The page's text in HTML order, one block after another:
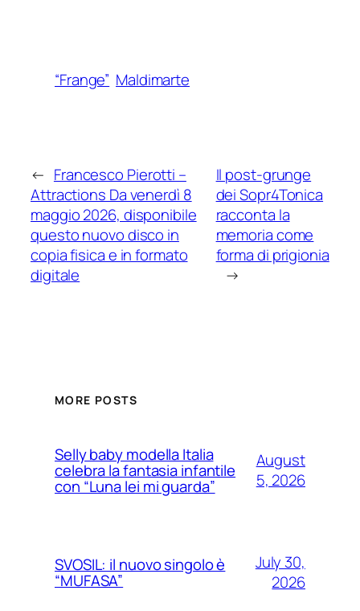
“Frange” Maldimarte
← Francesco Pierotti –
Attractions Da venerdì 8
maggio 2026, disponibile
questo nuovo disco in
copia fisica e in formato
digitale
Il post-grunge
dei Sopr4Tonica
racconta la
memoria come
forma di prigionia
→
MORE POSTS
Selly baby modella Italia
celebra la fantasia infantile
con “Luna lei mi guarda”
August
5, 2026
SVOSIL: il nuovo singolo è
“MUFASA”
July 30,
2026